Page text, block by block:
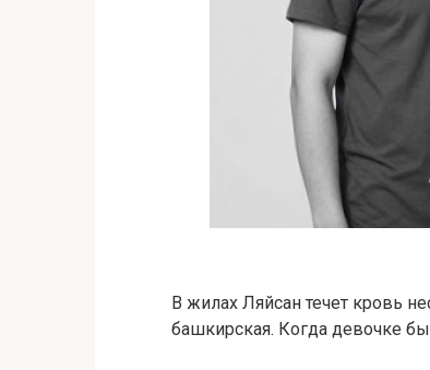
В жилах Ляйсан течет кровь
башкирская. Когда девочке